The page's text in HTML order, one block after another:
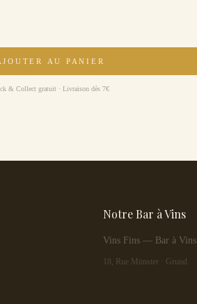
AU PANIER
& Collect gratuit · Livraison dès 7€
Notre Bar à Vins
Vins Fins — Bar à Vins
18, Rue Münster · Grund